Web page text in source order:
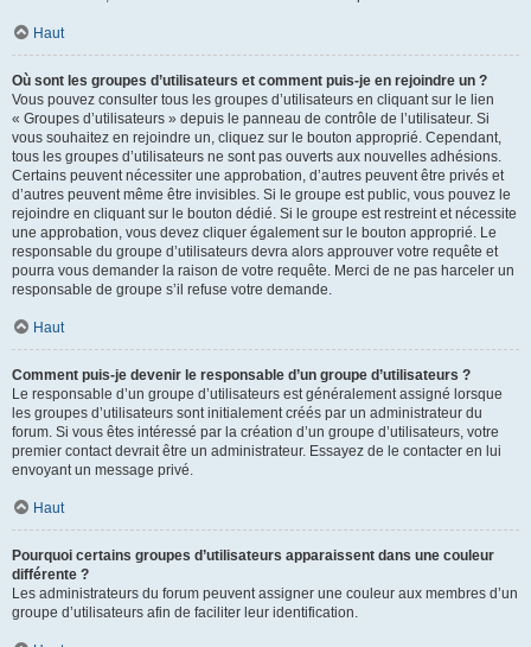
Haut
Où sont les groupes d’utilisateurs et comment puis-je en rejoindre un ?
Vous pouvez consulter tous les groupes d’utilisateurs en cliquant sur le lien
« Groupes d’utilisateurs » depuis le panneau de contrôle de l’utilisateur. Si
vous souhaitez en rejoindre un, cliquez sur le bouton approprié. Cependant,
tous les groupes d’utilisateurs ne sont pas ouverts aux nouvelles adhésions.
Certains peuvent nécessiter une approbation, d’autres peuvent être privés et
d’autres peuvent même être invisibles. Si le groupe est public, vous pouvez le
rejoindre en cliquant sur le bouton dédié. Si le groupe est restreint et nécessite
une approbation, vous devez cliquer également sur le bouton approprié. Le
responsable du groupe d’utilisateurs devra alors approuver votre requête et
pourra vous demander la raison de votre requête. Merci de ne pas harceler un
responsable de groupe s’il refuse votre demande.
Haut
Comment puis-je devenir le responsable d’un groupe d’utilisateurs ?
Le responsable d’un groupe d’utilisateurs est généralement assigné lorsque
les groupes d’utilisateurs sont initialement créés par un administrateur du
forum. Si vous êtes intéressé par la création d’un groupe d’utilisateurs, votre
premier contact devrait être un administrateur. Essayez de le contacter en lui
envoyant un message privé.
Haut
Pourquoi certains groupes d’utilisateurs apparaissent dans une couleur
différente ?
Les administrateurs du forum peuvent assigner une couleur aux membres d’un
groupe d’utilisateurs afin de faciliter leur identification.